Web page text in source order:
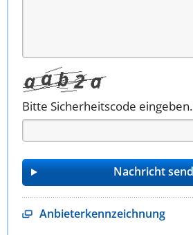
Bitte Sicherheitscode eingeben.
Anbieterkennzeichnung